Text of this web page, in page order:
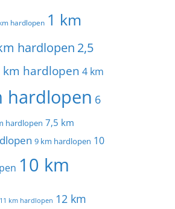
hardlopen 1 km
hardlopen 2,5
km hardlopen 4 km
hardlopen 6
hardlopen 7,5 km
9 km hardlopen 10
10 km
11 km hardlopen 12 km